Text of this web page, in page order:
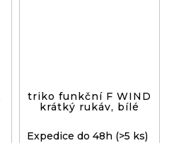
triko funkční F WIND
krátký rukáv, bílé
Expedice do 48h (>5 ks)